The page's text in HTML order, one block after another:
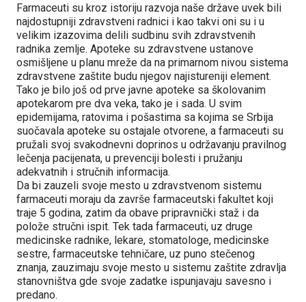
Farmaceuti su kroz istoriju razvoja naše države uvek bili
najdostupniji zdravstveni radnici i kao takvi oni su i u
velikim izazovima delili sudbinu svih zdravstvenih
radnika zemlje. Apoteke su zdravstvene ustanove
osmišljene u planu mreže da na primarnom nivou sistema
zdravstvene zaštite budu njegov najistureniji element.
Tako je bilo još od prve javne apoteke sa školovanim
apotekarom pre dva veka, tako je i sada. U svim
epidemijama, ratovima i pošastima sa kojima se Srbija
suočavala apoteke su ostajale otvorene, a farmaceuti su
pružali svoj svakodnevni doprinos u održavanju pravilnog
lečenja pacijenata, u prevenciji bolesti i pružanju
adekvatnih i stručnih informacija.
Da bi zauzeli svoje mesto u zdravstvenom sistemu
farmaceuti moraju da završe farmaceutski fakultet koji
traje 5 godina, zatim da obave pripravnički staž i da
polože stručni ispit. Tek tada farmaceuti, uz druge
medicinske radnike, lekare, stomatologe, medicinske
sestre, farmaceutske tehničare, uz puno stečenog
znanja, zauzimaju svoje mesto u sistemu zaštite zdravlja
stanovništva gde svoje zadatke ispunjavaju savesno i
predano.